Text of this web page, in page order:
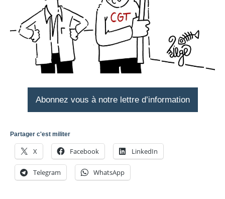
Abonnez vous à notre lettre d’information
Partager c'est militer
X Facebook LinkedIn
Telegram WhatsApp